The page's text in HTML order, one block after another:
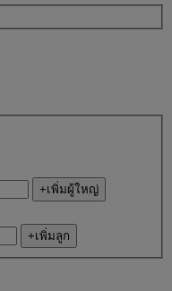
+เพิ่มผู้ใหญ่
+เพิ่มลูก